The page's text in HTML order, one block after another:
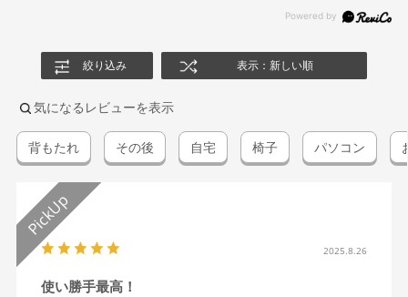
絞り込み 表示：新しい順
気になるレビューを表示
背もたれ その後 自宅 椅子 パソコン
2025.8.26
使い勝手最高！